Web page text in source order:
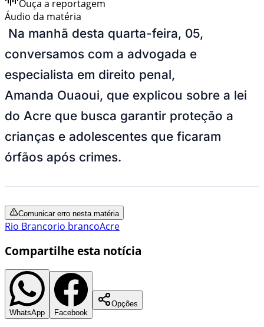
Ouça a reportagem
Áudio da matéria
Na manhã desta quarta-feira, 05,
conversamos com a advogada e
especialista em direito penal,
Amanda Ouaoui, que explicou sobre a lei
do Acre que busca garantir proteção a
crianças e adolescentes que ficaram
órfãos após crimes.
Comunicar erro nesta matéria
Rio Brancorio brancoAcre
Compartilhe esta notícia
WhatsApp Facebook
Opções